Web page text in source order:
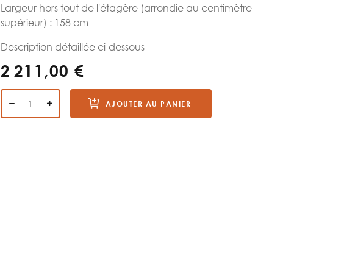
Largeur hors tout de l'étagère (arrondie au centimètre
supérieur) : 158 cm
Description détaillée ci-dessous
2 211,00 €
AJOUTER AU PANIER